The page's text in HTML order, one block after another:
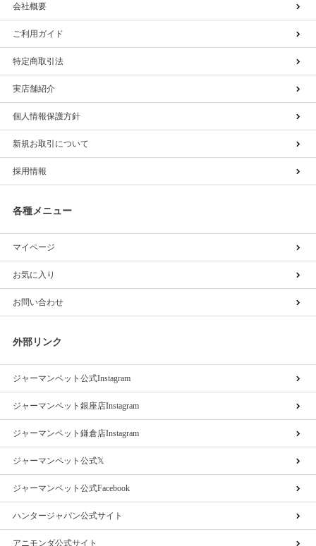
会社概要
ご利用ガイド
特定商取引法
実店舗紹介
個人情報保護方針
新規お取引について
採用情報
各種メニュー
マイページ
お気に入り
お問い合わせ
外部リンク
ジャーマンペット公式Instagram
ジャーマンペット銀座店Instagram
ジャーマンペット鎌倉店Instagram
ジャーマンペット公式𝕏
ジャーマンペット公式Facebook
ハンタージャパン公式サイト
アニモンダ公式サイト